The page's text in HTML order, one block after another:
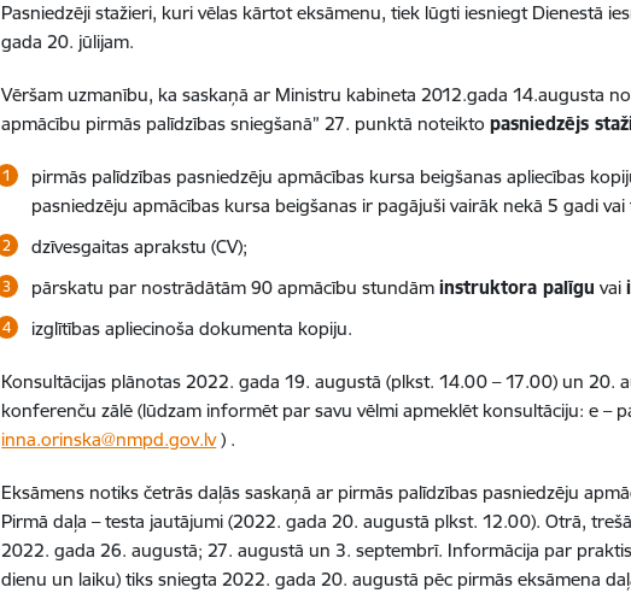
Pasniedzēji stažieri, kuri vēlas kārtot eksāmenu, tiek lūgti iesniegt Dienestā
gada 20. jūlijam.
Vēršam uzmanību, ka saskaņā ar Ministru kabineta 2012.gada 14.augusta
apmācību pirmās palīdzības sniegšanā” 27. punktā noteiktopasniedzējs
pirmās palīdzības pasniedzēju apmācības kursa beigšanas apliecības
pasniedzēju apmācības kursa beigšanas ir pagājuši vairāk nekā 5 gadi
dzīvesgaitas aprakstu (CV);
pārskatu par nostrādātām 90 apmācību stundāminstruktora palīgu vai
izglītības apliecinoša dokumenta kopiju.
Konsultācijas plānotas 2022. gada 19. augustā (plkst. 14.00 – 17.00) un 20.
konferenču zālē (lūdzam informēt par savu vēlmi apmeklēt konsultāciju: e –
inna.orinska@nmpd.gov.lv) .
Eksāmens notiks četrās daļās saskaņā ar pirmās palīdzības pasniedzēju
Pirmā daļa – testa jautājumi (2022. gada 20. augustā plkst. 12.00). Otrā,
2022. gada 26. augustā; 27. augustā un 3. septembrī. Informācija par
dienu un laiku) tiks sniegta 2022. gada 20. augustā pēc pirmās eksāmena